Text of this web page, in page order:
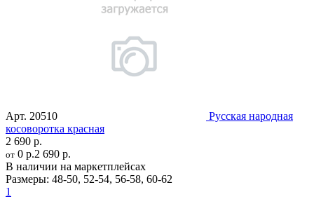
Арт. 20510
Русская народная
косоворотка красная
2 690 р.
от 0 р.2 690 р.
В наличии на маркетплейсах
Размеры: 48-50, 52-54, 56-58, 60-62
1